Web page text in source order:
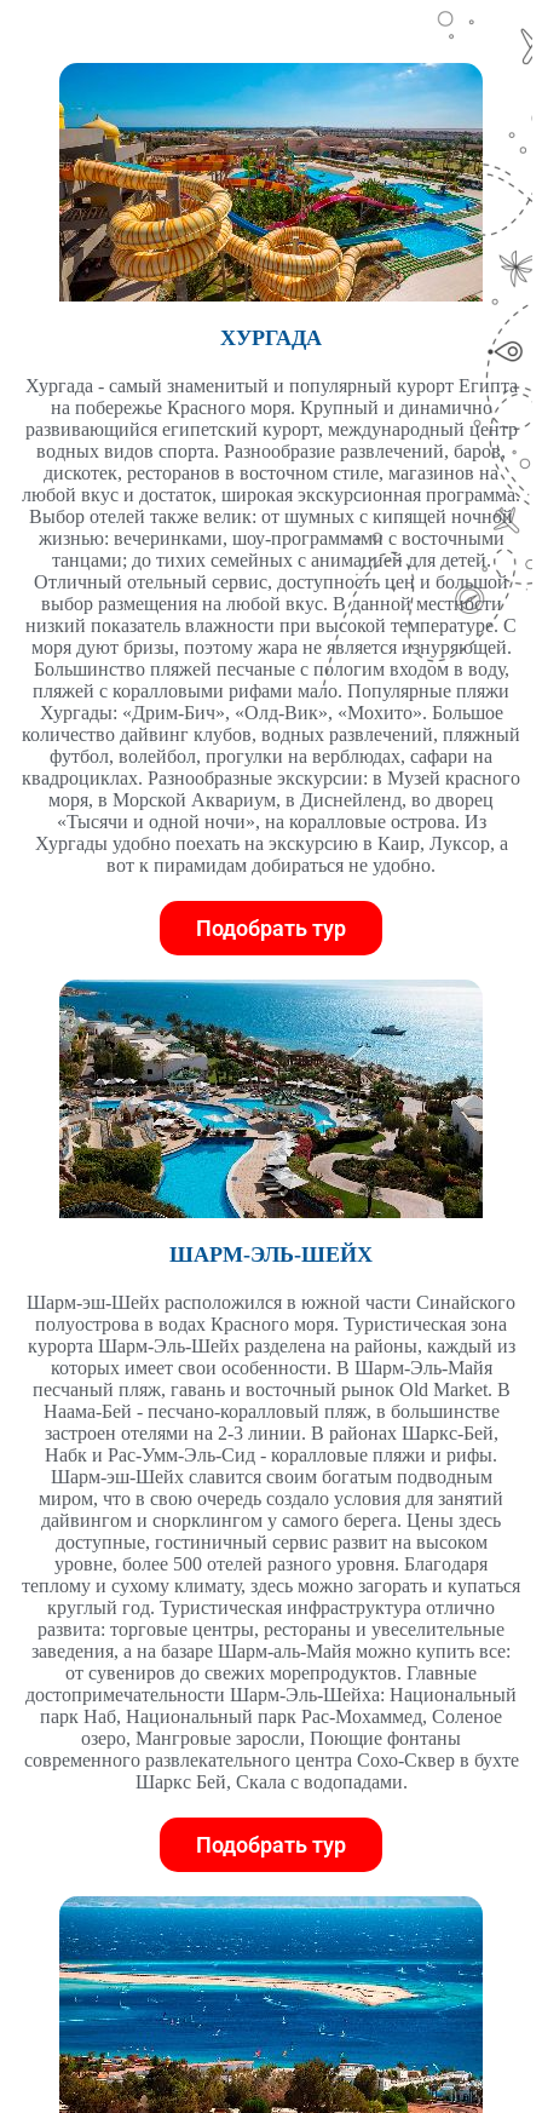
ХУРГАДА
Хургада - самый знаменитый и популярный курорт Египта
на побережье Красного моря. Крупный и динамично
развивающийся египетский курорт, международный центр
водных видов спорта. Разнообразие развлечений, баров,
дискотек, ресторанов в восточном стиле, магазинов на
любой вкус и достаток, широкая экскурсионная программа.
Выбор отелей также велик: от шумных с кипящей ночной
жизнью: вечеринками, шоу-программами с восточными
танцами; до тихих семейных с анимацией для детей.
Отличный отельный сервис, доступность цен и большой
выбор размещения на любой вкус. В данной местности
низкий показатель влажности при высокой температуре. С
моря дуют бризы, поэтому жара не является изнуряющей.
Большинство пляжей песчаные с пологим входом в воду,
пляжей с коралловыми рифами мало. Популярные пляжи
Хургады: «Дрим-Бич», «Олд-Вик», «Мохито». Большое
количество дайвинг клубов, водных развлечений, пляжный
футбол, волейбол, прогулки на верблюдах, сафари на
квадроциклах. Разнообразные экскурсии: в Музей красного
моря, в Морской Аквариум, в Диснейленд, во дворец
«Тысячи и одной ночи», на коралловые острова. Из
Хургады удобно поехать на экскурсию в Каир, Луксор, а
вот к пирамидам добираться не удобно.
Подобрать тур
ШАРМ-ЭЛЬ-ШЕЙХ
Шарм-эш-Шейх расположился в южной части Синайского
полуострова в водах Красного моря. Туристическая зона
курорта Шарм-Эль-Шейх разделена на районы, каждый из
которых имеет свои особенности. В Шарм-Эль-Майя
песчаный пляж, гавань и восточный рынок Old Market. В
Наама-Бей - песчано-коралловый пляж, в большинстве
застроен отелями на 2-3 линии. В районах Шаркс-Бей,
Набк и Рас-Умм-Эль-Сид - коралловые пляжи и рифы.
Шарм-эш-Шейх славится своим богатым подводным
миром, что в свою очередь создало условия для занятий
дайвингом и снорклингом у самого берега. Цены здесь
доступные, гостиничный сервис развит на высоком
уровне, более 500 отелей разного уровня. Благодаря
теплому и сухому климату, здесь можно загорать и купаться
круглый год. Туристическая инфраструктура отлично
развита: торговые центры, рестораны и увеселительные
заведения, а на базаре Шарм-аль-Майя можно купить все:
от сувениров до свежих морепродуктов. Главные
достопримечательности Шарм-Эль-Шейха: Национальный
парк Наб, Национальный парк Рас-Мохаммед, Соленое
озеро, Мангровые заросли, Поющие фонтаны
современного развлекательного центра Сохо-Сквер в бухте
Шаркс Бей, Скала с водопадами.
Подобрать тур